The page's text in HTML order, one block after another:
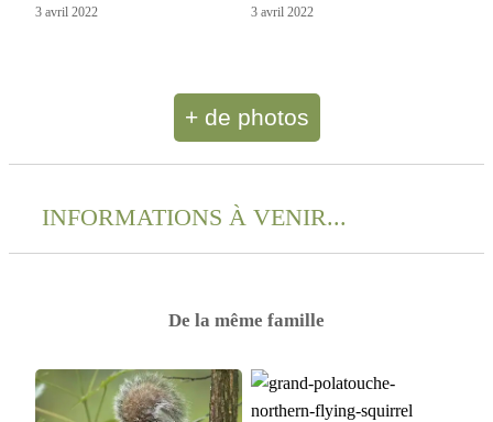
3 avril 2022 3 avril 2022
+ de photos
INFORMATIONS À VENIR...
De la même famille